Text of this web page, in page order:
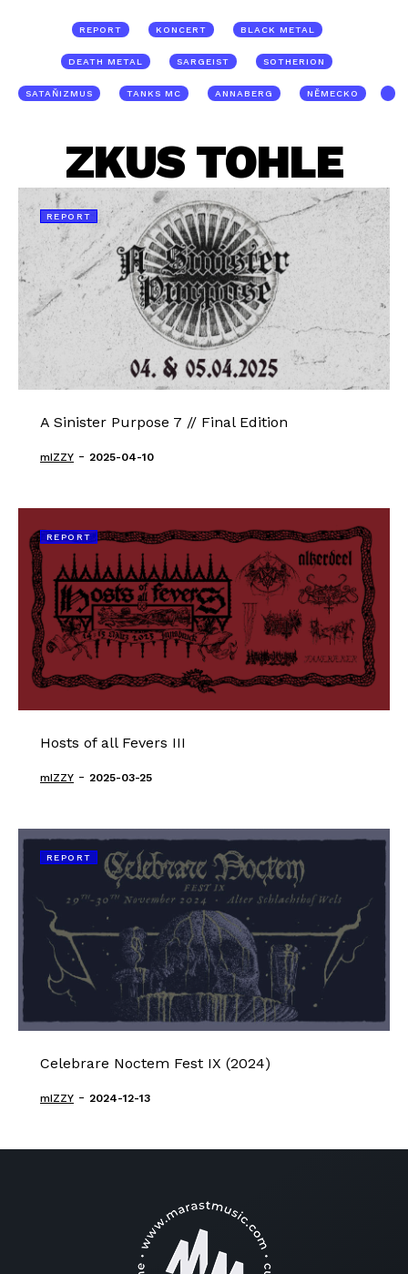
REPORT KONCERT BLACK METAL
DEATH METAL SARGEIST SOTHERION
SATAŇIZMUS TANKS MC ANNABERG NĚMECKO
ZKUS TOHLE
REPORT
A Sinister Purpose 7 // Final Edition
mIZZY - 2025-04-10
REPORT
Hosts of all Fevers III
mIZZY - 2025-03-25
REPORT
Celebrare Noctem Fest IX (2024)
mIZZY - 2024-12-13